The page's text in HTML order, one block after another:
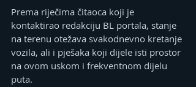
Prema riječima čitaoca koji je
kontaktirao redakciju BL portala, stanje
na terenu otežava svakodnevno kretanje
vozila, ali i pješaka koji dijele isti prostor
na ovom uskom i frekventnom dijelu
puta.